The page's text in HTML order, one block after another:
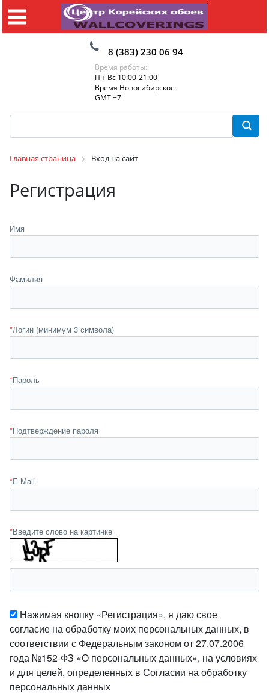
8 (383) 230 06 94
Время работы:
Пн-Вс 10:00-21:00
Время Новосибирское
GMT +7
Главная страница Вход на сайт
Регистрация
Имя
Фамилия
*Логин (минимум 3 символа)
*Пароль
*Подтверждение пароля
*E-Mail
*Введите слово на картинке
Нажимая кнопку «Регистрация», я даю свое
согласие на обработку моих персональных данных, в
соответствии с Федеральным законом от 27.07.2006
года №152-ФЗ «О персональных данных», на условиях
и для целей, определенных в Согласии на обработку
персональных данных